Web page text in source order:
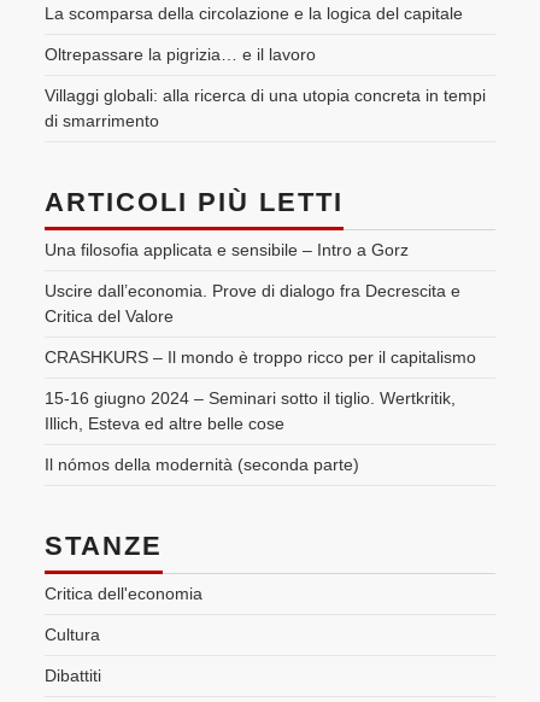
La scomparsa della circolazione e la logica del capitale
Oltrepassare la pigrizia… e il lavoro
Villaggi globali: alla ricerca di una utopia concreta in tempi
di smarrimento
ARTICOLI PIÙ LETTI
Una filosofia applicata e sensibile – Intro a Gorz
Uscire dall’economia. Prove di dialogo fra Decrescita e
Critica del Valore
CRASHKURS – Il mondo è troppo ricco per il capitalismo
15-16 giugno 2024 – Seminari sotto il tiglio. Wertkritik,
Illich, Esteva ed altre belle cose
Il nómos della modernità (seconda parte)
STANZE
Critica dell'economia
Cultura
Dibattiti